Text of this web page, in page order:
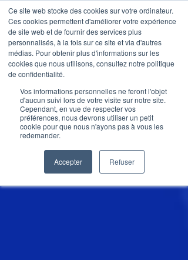
Ce site web stocke des cookies sur votre ordinateur.
Ces cookies permettent d'améliorer votre expérience
de site web et de fournir des services plus
personnalisés, à la fois sur ce site et via d'autres
médias. Pour obtenir plus d'informations sur les
cookies que nous utilisons, consultez notre politique
de confidentialité.
Vos informations personnelles ne feront l'objet
d'aucun suivi lors de votre visite sur notre site.
Cependant, en vue de respecter vos
préférences, nous devrons utiliser un petit
cookie pour que nous n'ayons pas à vous les
redemander.
Accepter Refuser
Articles de blog